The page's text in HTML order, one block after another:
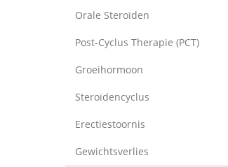
Orale Steroïden
Post-Cyclus Therapie (PCT)
Groeihormoon
Steroïdencyclus
Erectiestoornis
Gewichtsverlies